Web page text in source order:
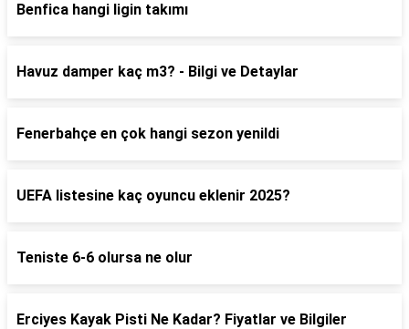
Benfica hangi ligin takımı
Havuz damper kaç m3? - Bilgi ve Detaylar
Fenerbahçe en çok hangi sezon yenildi
UEFA listesine kaç oyuncu eklenir 2025?
Teniste 6-6 olursa ne olur
Erciyes Kayak Pisti Ne Kadar? Fiyatlar ve Bilgiler